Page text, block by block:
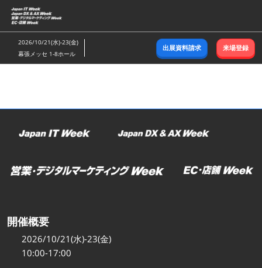
ス
キ
ッ
し
む
2026/10/21(水)-23(金)
幕張メッセ 1-8ホール
出展資料請求 来場登録
開催概要
2026/10/21(水)-23(金)
10:00-17:00